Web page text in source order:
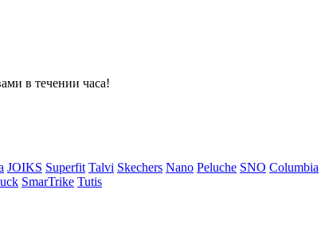
в течении часа!
JOIKS Superfit Talvi Skechers Nano Peluche SNO Columbia
SmarTrike Tutis